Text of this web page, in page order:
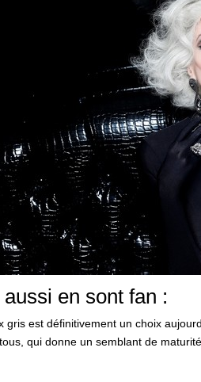
en sont fan :
gris est définitivement un choix
qui donne un semblant de